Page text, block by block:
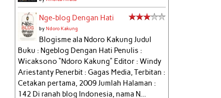
Nge-blog Dengan Hati
byNdoro Kakung
Blogisme ala Ndoro Kakung Judul
Buku : Ngeblog Dengan Hati Penulis :
Wicaksono “Ndoro Kakung” Editor : Windy
Ariestanty Penerbit : Gagas Media, Terbitan :
Cetakan pertama, 2009 Jumlah Halaman :
142 Di ranah blog Indonesia, nama N...